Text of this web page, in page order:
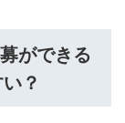
ができる
？